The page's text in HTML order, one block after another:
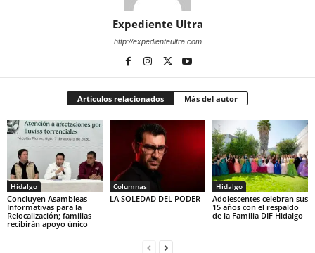
Expediente Ultra
http://expedienteultra.com
Artículos relacionados Más del autor
Hidalgo
Concluyen Asambleas
Informativas para la
Relocalización; familias
recibirán apoyo único
Columnas
LA SOLEDAD DEL PODER
Hidalgo
Adolescentes celebran sus
15 años con el respaldo
de la Familia DIF Hidalgo